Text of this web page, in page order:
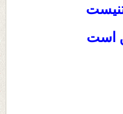
است